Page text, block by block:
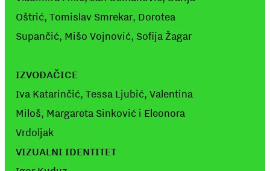
Oštrić, Tomislav Smrekar, Dorotea
Supančić, Mišo Vojnović, Sofija Žagar
IZVOĐAČICE
Iva Katarinčić, Tessa Ljubić, Valentina
Miloš, Margareta Sinković i Eleonora
Vrdoljak
VIZUALNI IDENTITET